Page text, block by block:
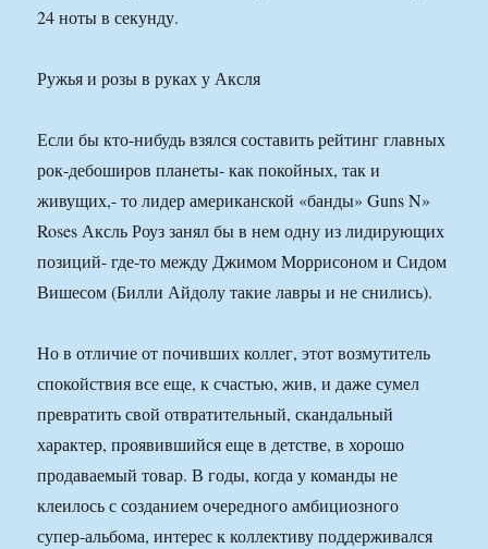
24 ноты в секунду.
Ружья и розы в руках у Аксля
Если бы кто-нибудь взялся составить рейтинг главных
рок-дебоширов планеты- как покойных, так и
живущих,- то лидер американской «банды» Guns N»
Roses Аксль Роуз занял бы в нем одну из лидирующих
позиций- где-то между Джимом Моррисоном и Сидом
Вишесом (Билли Айдолу такие лавры и не снились).
Но в отличие от почивших коллег, этот возмутитель
спокойствия все еще, к счастью, жив, и даже сумел
превратить свой отвратительный, скандальный
характер, проявившийся еще в детстве, в хорошо
продаваемый товар. В годы, когда у команды не
клеилось с созданием очередного амбициозного
супер-альбома, интерес к коллективу поддерживался